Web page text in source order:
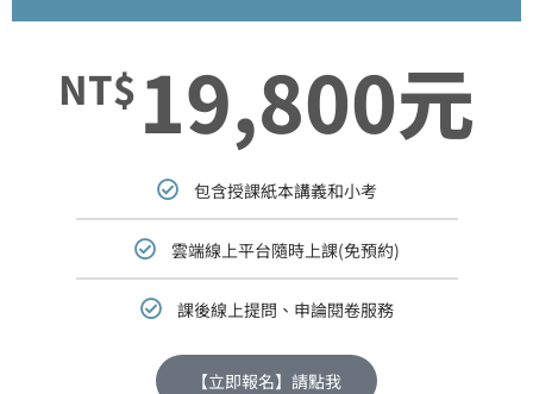
NT$19,800元
包含授課紙本講義和小考
雲端線上平台隨時上課(免預約)
課後線上提問、申論閱卷服務
【立即報名】請點我